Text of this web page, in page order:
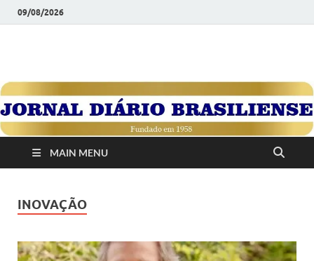
09/08/2026
JORNAL DIÁRIO
BRASILIENSE
1958
MAIN MENU
INOVAÇÃO